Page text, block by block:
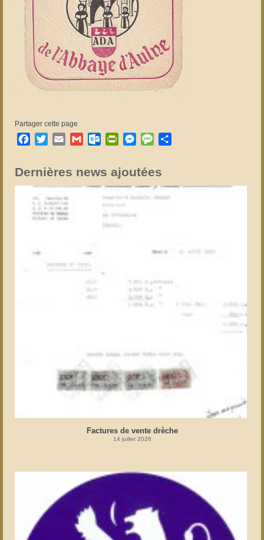
Partager cette page
Facebook
TwitterEmail GmailOutlook.com
PrintFriendly
Messenger
Message
Dernières news ajoutées
Factures de vente drèche
14 juillet 2026